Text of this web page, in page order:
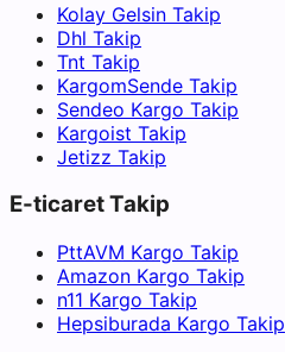
Kolay Gelsin Takip
Dhl Takip
Tnt Takip
KargomSende Takip
Sendeo Kargo Takip
Kargoist Takip
Jetizz Takip
E-ticaret Takip
PttAVM Kargo Takip
Amazon Kargo Takip
n11 Kargo Takip
Hepsiburada Kargo Takip